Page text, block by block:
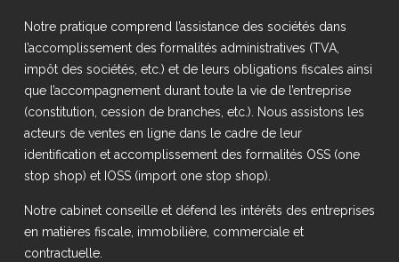
Notre pratique comprend l’assistance des sociétés dans
l’accomplissement des formalités administratives (TVA,
impôt des sociétés, etc.) et de leurs obligations fiscales ainsi
que l’accompagnement durant toute la vie de l’entreprise
(constitution, cession de branches, etc.). Nous assistons les
acteurs de ventes en ligne dans le cadre de leur
identification et accomplissement des formalités OSS (one
stop shop) et IOSS (import one stop shop).
Notre cabinet conseille et défend les intérêts des entreprises
en matières fiscale, immobilière, commerciale et
contractuelle.